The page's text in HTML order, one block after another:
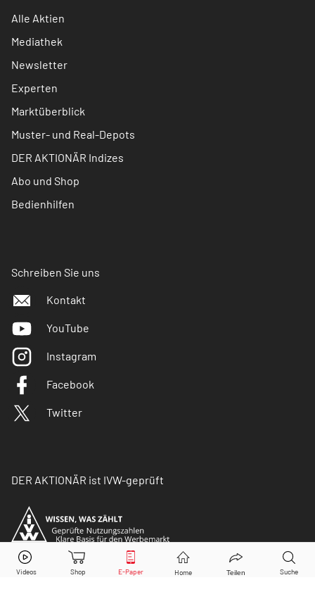
Alle Aktien
Mediathek
Newsletter
Experten
Marktüberblick
Muster- und Real-Depots
DER AKTIONÄR Indizes
Abo und Shop
Bedienhilfen
Schreiben Sie uns
Kontakt
YouTube
Instagram
Facebook
Twitter
DER AKTIONÄR ist IVW-geprüft